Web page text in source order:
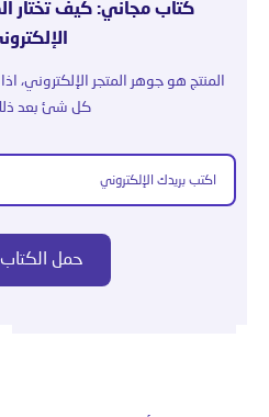
كتاب مجاني: كيف تختار
المنتج هو جوهر المتجر الإلكتروني،
كل شئ بعد